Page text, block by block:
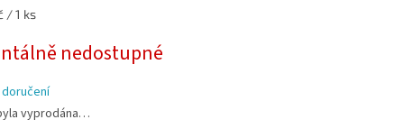
/ 1 ks
nedostupné
vyprodána…